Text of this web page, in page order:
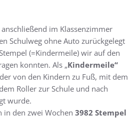
im Klassenzimmer
Schulweg ohne Auto zurückgelegt
(=Kindermeile) wir auf den
konnten. Als „Kindermeile“
von den Kindern zu Fuß, mit dem
Roller zur Schule und nach
wurde.
in den zwei Wochen 3982 Stempel